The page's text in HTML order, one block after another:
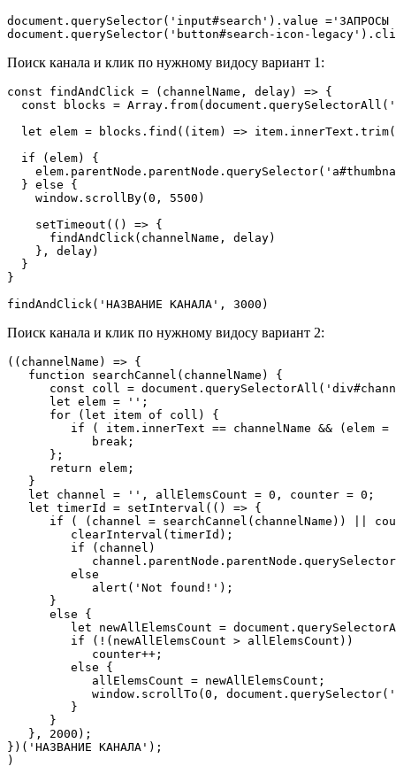
document.querySelector('input#search').value ='ЗАПРОСЫ
document.querySelector('button#search-icon-
Поиск канала и клик по нужному видосу вариант 1 :
const findAndClick = (channelName, delay) => {
const blocks =
let elem = blocks.find((item) =>
  if (elem) {
  } else {
    window.scrollBy(0, 5500)
    setTimeout(() => {
      findAndClick(channelName, delay)
    }, delay)
  }
}
findAndClick('НАЗВАНИЕ КАНАЛА', 3000)
Поиск канала и клик по нужному видосу вариант 2:
((channelName) => {
   function searchCannel(channelName) {
const coll =
      let elem = '';
      for (let item of coll) {
if ( item.innerText == channelName && (elem =
            break;
      };
      return elem;
   }
   let channel = '', allElemsCount = 0, counter = 0;
   let timerId = setInterval(() => {
if ( (channel = searchCannel(channelName)) ||
         clearInterval(timerId);
         if (channel)
         else
            alert('Not found!');
      }
      else {
let newAllElemsCount =
         if (!(newAllElemsCount > allElemsCount))
            counter++;
         else {
            allElemsCount = newAllElemsCount;
window.scrollTo(0,
         }
      }
   }, 2000);
})('НАЗВАНИЕ КАНАЛА');
)